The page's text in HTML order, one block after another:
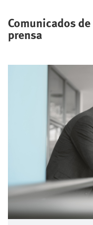
Comunicados de
prensa